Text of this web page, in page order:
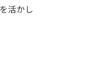
活かし